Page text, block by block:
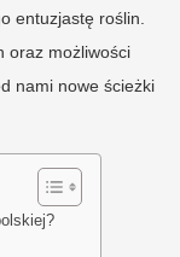
entuzjastę roślin.
oraz możliwości
nami nowe ścieżki